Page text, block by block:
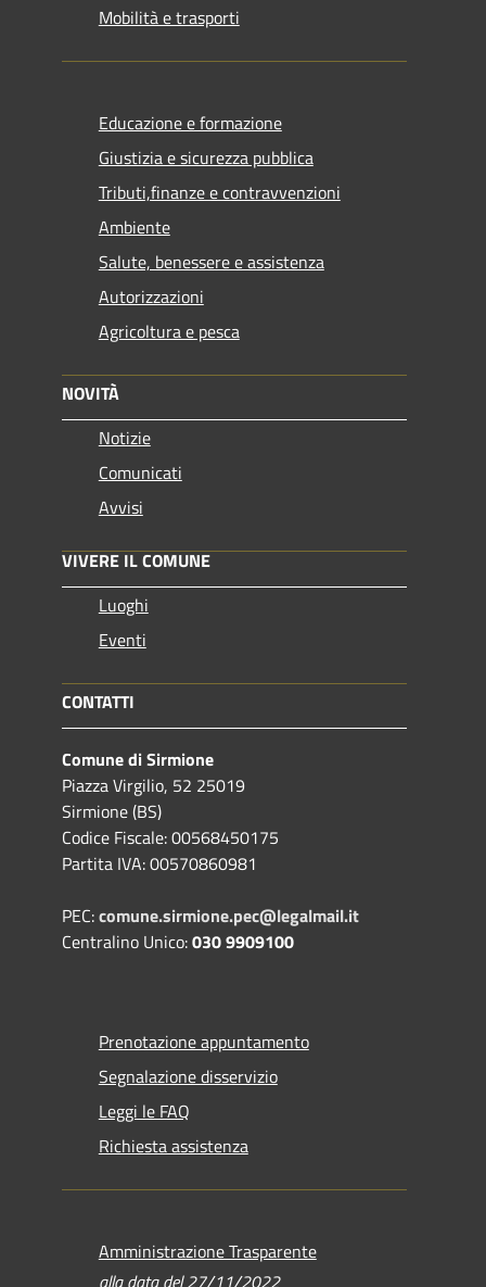
Mobilità e trasporti
Educazione e formazione
Giustizia e sicurezza pubblica
Tributi,finanze e contravvenzioni
Ambiente
Salute, benessere e assistenza
Autorizzazioni
Agricoltura e pesca
NOVITÀ
Notizie
Comunicati
Avvisi
VIVERE IL COMUNE
Luoghi
Eventi
CONTATTI
Comune di Sirmione
Piazza Virgilio, 52 25019
Sirmione (BS)
Codice Fiscale: 00568450175
Partita IVA: 00570860981
PEC:comune.sirmione.pec@legalmail.it
Centralino Unico:030 9909100
Prenotazione appuntamento
Segnalazione disservizio
Leggi le FAQ
Richiesta assistenza
Amministrazione Trasparente
alla data del 27/11/2022